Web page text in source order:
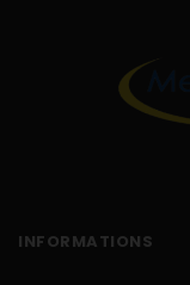
INFORMATIONS